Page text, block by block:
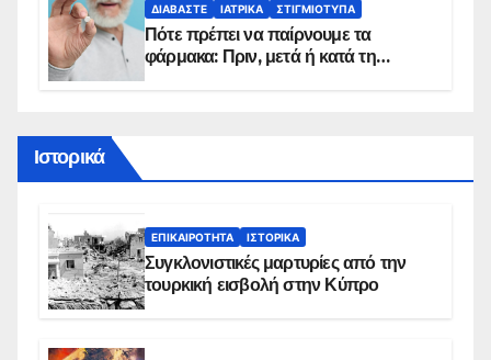
ΔΙΑΒΆΣΤΕ ΙΑΤΡΙΚΆ ΣΤΙΓΜΙΌΤΥΠΑ
Πότε πρέπει να παίρνουμε τα
φάρμακα: Πριν, μετά ή κατά τη
Ιστορικά
ΕΠΙΚΑΙΡΌΤΗΤΑ ΙΣΤΟΡΙΚΆ
Συγκλονιστικές μαρτυρίες από την
τουρκική εισβολή στην Κύπρο